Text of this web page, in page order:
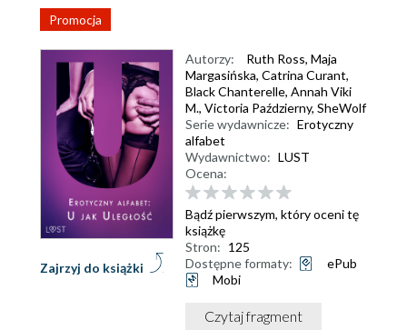
Promocja
Zajrzyj do książki
Autorzy: Ruth Ross, Maja
Margasińska, Catrina Curant,
Black Chanterelle, Annah Viki
M., Victoria Październy, SheWolf
Serie wydawnicze: Erotyczny
alfabet
Wydawnictwo: LUST
Ocena:
Bądź pierwszym, który oceni tę
książkę
Stron: 125
Dostępne formaty:
ePub
Mobi
Czytaj fragment